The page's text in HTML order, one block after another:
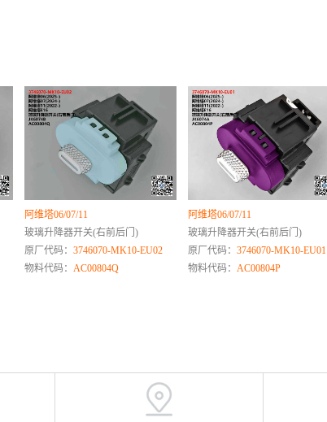
阿维塔06/07/11
玻璃升降器开关(右前后门)
原厂代码： 3746070-MK10-EU02
物料代码： AC00804Q
阿维塔06/07/11
玻璃升降器开关(右前后门)
原厂代码： 3746070-MK10-EU01
物料代码： AC00804P